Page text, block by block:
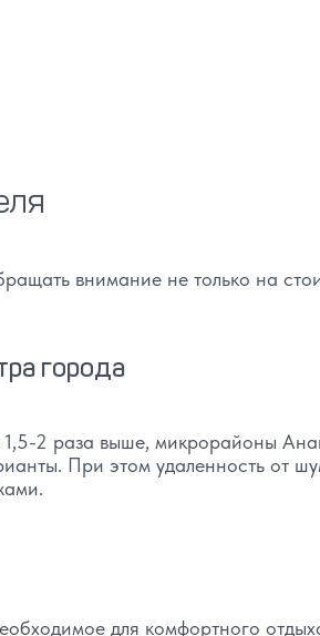
внимание не только на
города
1,5-2 раза выше, микрорайоны
При этом удаленность от
для комфортного